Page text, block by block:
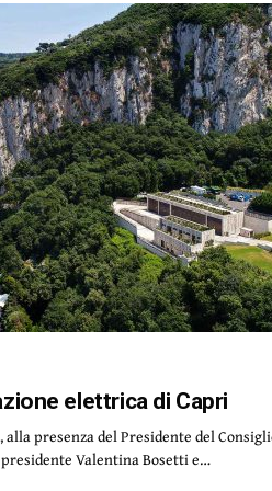
elettrica di Capri
alla presenza del Presidente del
Valentina Bosetti e…